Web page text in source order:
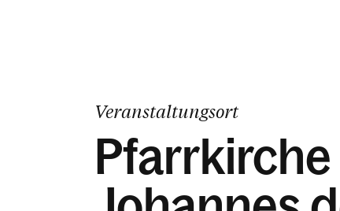
Veranstaltungsort
Pfarrkirche